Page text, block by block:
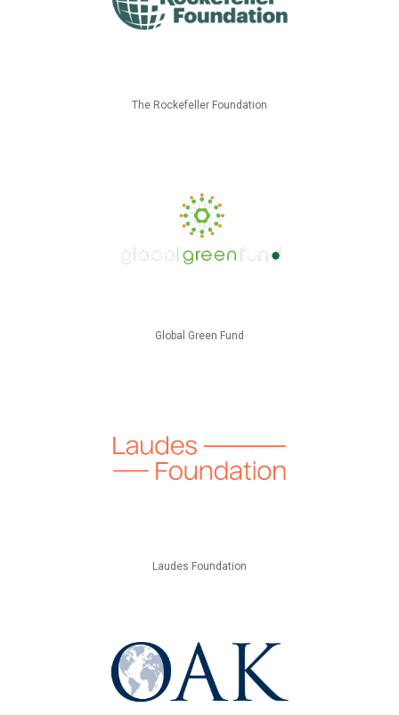
The Rockefeller Foundation
Global Green Fund
Laudes Foundation